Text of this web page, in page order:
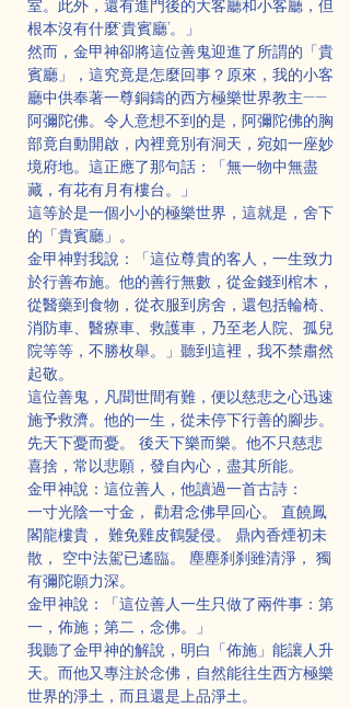
室。此外，還有進門後的大客廳和小客廳，但
根本沒有什麼‘貴賓廳’。」
然而，金甲神卻將這位善鬼迎進了所謂的「貴
賓廳」，這究竟是怎麼回事？原來，我的小客
廳中供奉著一尊銅鑄的西方極樂世界教主——
阿彌陀佛。令人意想不到的是，阿彌陀佛的胸
部竟自動開啟，內裡竟別有洞天，宛如一座妙
境府地。這正應了那句話：「無一物中無盡
藏，有花有月有樓台。」
這等於是一個小小的極樂世界，這就是，舍下
的「貴賓廳」。
金甲神對我說：「這位尊貴的客人，一生致力
於行善布施。他的善行無數，從金錢到棺木，
從醫藥到食物，從衣服到房舍，還包括輪椅、
消防車、醫療車、救護車，乃至老人院、孤兒
院等等，不勝枚舉。」聽到這裡，我不禁肅然
起敬。
這位善鬼，凡聞世間有難，便以慈悲之心迅速
施予救濟。他的一生，從未停下行善的腳步。
先天下憂而憂。 後天下樂而樂。他不只慈悲
喜捨，常以悲願，發自內心，盡其所能。
金甲神說：這位善人，他讀過一首古詩：
一寸光陰一寸金， 勸君念佛早回心。 直饒鳳
閣龍樓貴， 難免雞皮鶴髮侵。 鼎內香煙初未
散， 空中法駕已遙臨。 塵塵刹刹雖清淨， 獨
有彌陀願力深。
金甲神說：「這位善人一生只做了兩件事：第
一，佈施；第二，念佛。」
我聽了金甲神的解說，明白「佈施」能讓人升
天。而他又專注於念佛，自然能往生西方極樂
世界的淨土，而且還是上品淨土。